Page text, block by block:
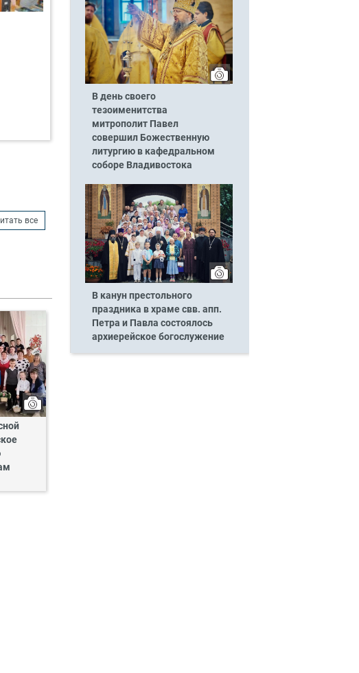
все
В день своего
тезоименитства
митрополит Павел
совершил Божественную
литургию в кафедральном
соборе Владивостока
В канун престольного
праздника в храме свв. апп.
Петра и Павла состоялось
архиерейское богослужение